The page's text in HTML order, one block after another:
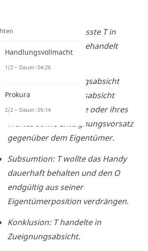
Obersatz:
Zudem müsste T in
Zueignungsabsicht gehandelt
Zueignungsabsicht
bedeutet Aneignungsabsicht
hinsichtlich der Sache oder ihres
Wertes sowie Enteignungsvorsatz
gegenüber dem Eigentümer.
Subsumtion: T wollte das Handy
dauerhaft behalten und den O
endgültig aus seiner
Eigentümerposition verdrängen.
Konklusion: T handelte in
Zueignungsabsicht.
Handlungsvollmacht
1/2 – Dauer: 04:26
Prokura
2/2 – Dauer: 05:14